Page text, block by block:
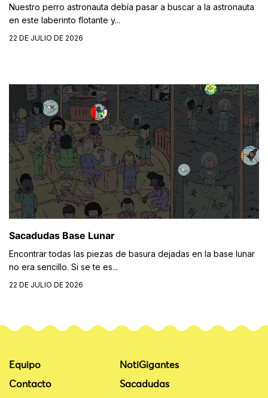
Nuestro perro astronauta debía pasar a buscar a la astronauta
en este laberinto flotante y...
22 DE JULIO DE 2026
Sacadudas Base Lunar
Encontrar todas las piezas de basura dejadas en la base lunar
no era sencillo. Si se te es...
22 DE JULIO DE 2026
Equipo
Contacto
NotiGigantes
Sacadudas